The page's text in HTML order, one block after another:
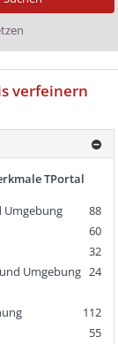
verfeinern
TPortal
88
Umgebung
60
32
24
Umgebung
112
55